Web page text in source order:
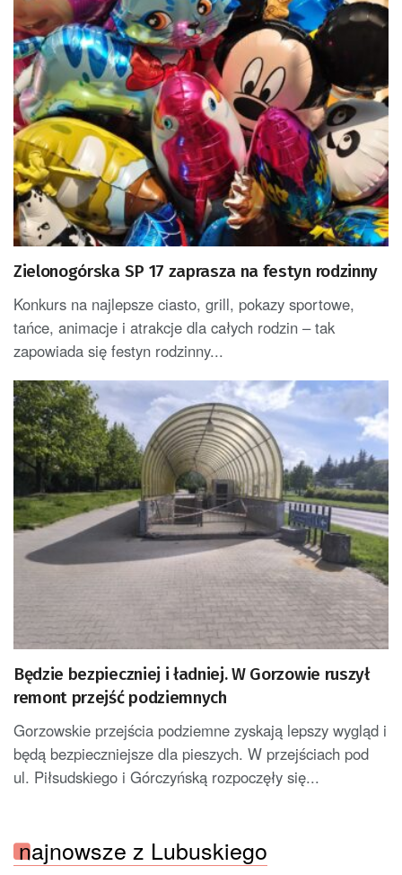
Zielonogórska SP 17 zaprasza na festyn rodzinny
Konkurs na najlepsze ciasto, grill, pokazy sportowe,
tańce, animacje i atrakcje dla całych rodzin – tak
zapowiada się festyn rodzinny...
Będzie bezpieczniej i ładniej. W Gorzowie ruszył
remont przejść podziemnych
Gorzowskie przejścia podziemne zyskają lepszy wygląd i
będą bezpieczniejsze dla pieszych. W przejściach pod
ul. Piłsudskiego i Górczyńską rozpoczęły się...
najnowsze z Lubuskiego